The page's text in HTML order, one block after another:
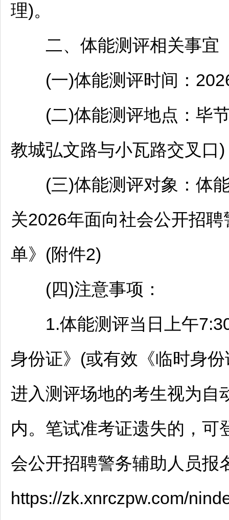
理)。
二、体能测评相关事宜
(一)体能测评时间：
(二)体能测评地点： 毕
教城弘文路与小瓦路交叉口)
(三)体能测评对象：体能
关2026年面向社会公开招聘
单》(附件2)
(四)注意事项：
1.体能测评当日上午
身份证》(或有效《临时身
进入测评场地的考生视为自
内。笔试准考证遗失的，可
会公开招聘警务辅助人员报
https://zk.xnrczpw.com/